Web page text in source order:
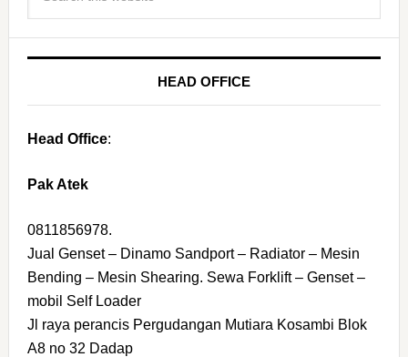
HEAD OFFICE
Head Office:
Pak Atek
0811856978.
Jual Genset – Dinamo Sandport – Radiator – Mesin
Bending – Mesin Shearing. Sewa Forklift – Genset –
mobil Self Loader
Jl raya perancis Pergudangan Mutiara Kosambi Blok
A8 no 32 Dadap